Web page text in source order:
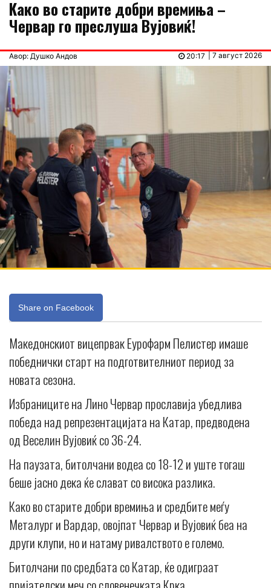
Kaко во старите добри времиња –
Червар го преслуша Вујовиќ!
Авор: Душко Андов | 7 август 2026
20:17
Share on Facebook
Македонскиот вицепрвак Еурофарм Пелистер имаше
победнички старт на подготвителниот период за
новата сезона.
Избраниците на Лино Червар прославија убедлива
победа над репрезентацијата на Катар, предводена
од Веселин Вујовиќ со 36-24.
На паузата, битолчани водеа со 18-12 и уште тогаш
беше јасно дека ќе слават со висока разлика.
Како во старите добри времиња и средбите меѓу
Металург и Вардар, овојпат Червар и Вујовиќ беа на
други клупи, но и натаму ривалството е големо.
Битолчани по средбата со Катар, ќе одиграат